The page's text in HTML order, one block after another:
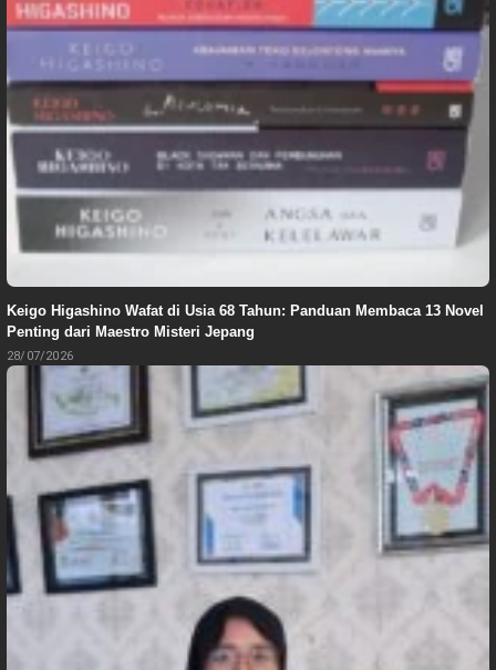
Keigo Higashino Wafat di Usia 68 Tahun: Panduan Membaca 13 Novel
Penting dari Maestro Misteri Jepang
28/07/2026